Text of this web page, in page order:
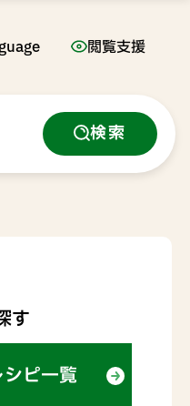
閲覧支援
検索
す
ピ一覧